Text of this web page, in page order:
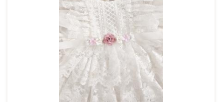
ZUM WARENKORB HINZUFÜGEN